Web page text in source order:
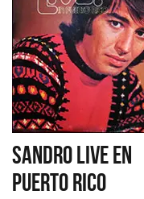
SANDRO LIVE EN
PUERTO RICO